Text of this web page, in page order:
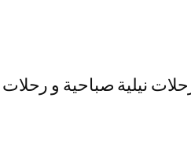
نيلية صباحية و